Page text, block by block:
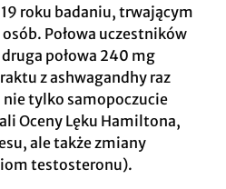
roku badaniu, trwającym
Połowa uczestników
połowa 240 mg
z ashwagandhy raz
tylko samopoczucie
Oceny Lęku Hamiltona,
ale także zmiany
testosteronu).